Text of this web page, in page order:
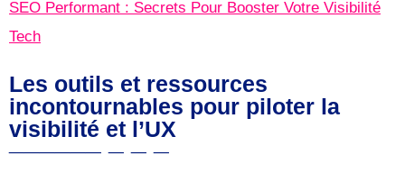
SEO Performant : Secrets Pour Booster Votre Visibilité
Tech
Les outils et ressources
incontournables pour piloter la
visibilité et l’UX